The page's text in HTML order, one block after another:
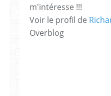
m'intéresse !!!
Voir le profil de
Overblog